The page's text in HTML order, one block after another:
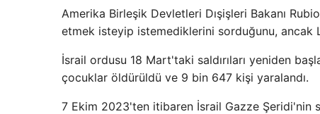
Amerika Birleşik Devletleri Dışişleri Bakanı
etmek isteyip istemediklerini sorduğunu, ancak
İsrail ordusu 18 Mart'taki saldırıları yeniden
çocuklar öldürüldü ve 9 bin 647 kişi yaralandı.
7 Ekim 2023'ten itibaren İsrail Gazze Şeridi'nin